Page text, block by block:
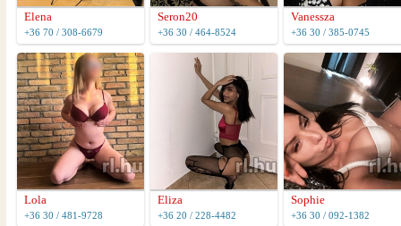
Elena
+36 70 / 308-6679
Seron20
+36 30 / 464-8524
Vanessza
+36 30 / 385-0745
Lola
+36 30 / 481-9728
Eliza
+36 20 / 228-4482
Sophie
+36 30 / 092-1382